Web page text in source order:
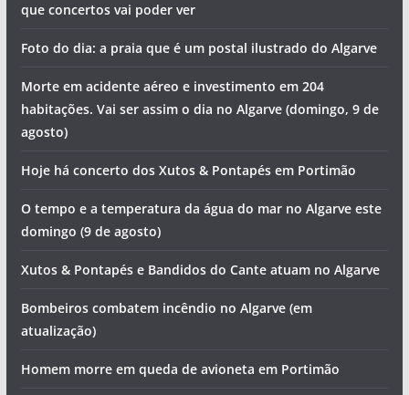
que concertos vai poder ver
Foto do dia: a praia que é um postal ilustrado do Algarve
Morte em acidente aéreo e investimento em 204
habitações. Vai ser assim o dia no Algarve (domingo, 9 de
agosto)
Hoje há concerto dos Xutos & Pontapés em Portimão
O tempo e a temperatura da água do mar no Algarve este
domingo (9 de agosto)
Xutos & Pontapés e Bandidos do Cante atuam no Algarve
Bombeiros combatem incêndio no Algarve (em
atualização)
Homem morre em queda de avioneta em Portimão